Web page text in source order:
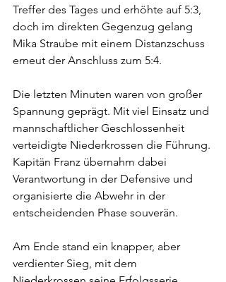
Treffer des Tages und erhöhte auf 5:3,
doch im direkten Gegenzug gelang
Mika Straube mit einem Distanzschuss
erneut der Anschluss zum 5:4.
Die letzten Minuten waren von großer
Spannung geprägt. Mit viel Einsatz und
mannschaftlicher Geschlossenheit
verteidigte Niederkrossen die Führung.
Kapitän Franz übernahm dabei
Verantwortung in der Defensive und
organisierte die Abwehr in der
entscheidenden Phase souverän.
Am Ende stand ein knapper, aber
verdienter Sieg, mit dem